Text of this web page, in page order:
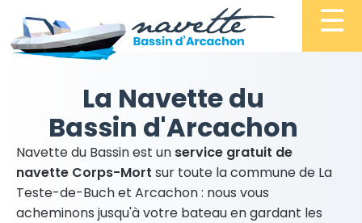
Navette
Bassin
☰
La Navette du
Bassin d'Arcachon
Navette du Bassin est un service gratuit de
navette Corps-Mort sur toute la commune de La
Teste-de-Buch et Arcachon : nous vous
acheminons jusqu'à votre bateau en gardant les